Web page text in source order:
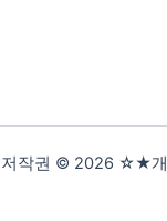
저작권 © 2026 ☆★